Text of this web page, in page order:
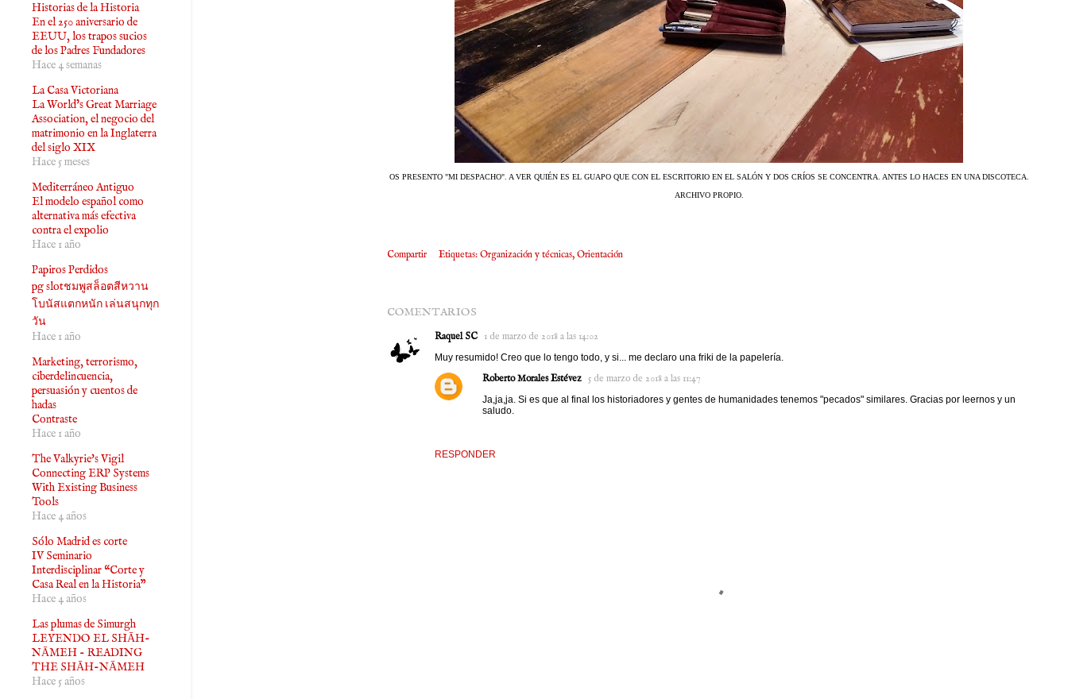
OS PRESENTO "MI DESPACHO". A VER QUIÉN ES EL GUAPO QUE CON EL ESCRITORIO EN EL SALÓN Y DOS CRÍOS SE CONCENTRA. ANTES LO HACES EN UNA DISCOTECA.
ARCHIVO PROPIO.
Compartir Etiquetas: Organización y técnicas Orientación
COMENTARIOS
Raquel SC 1 de marzo de 2018 a las 14:02
Muy resumido! Creo que lo tengo todo, y si... me declaro una friki de la papelería.
RESPONDER
Roberto Morales Estévez 5 de marzo de 2018 a las 11:47
Ja,ja,ja. Si es que al final los historiadores y gentes de humanidades tenemos "pecados" similares. Gracias por leernos y un
saludo.
Historias de la Historia
En el 250 aniversario de
EEUU, los trapos sucios
de los Padres Fundadores
Hace 4 semanas
La Casa Victoriana
La World’s Great Marriage
Association, el negocio del
matrimonio en la Inglaterra
del siglo XIX
Hace 5 meses
Mediterráneo Antiguo
El modelo español como
alternativa más efectiva
contra el expolio
Hace 1 año
Papiros Perdidos
pg slotชมพูสล็อตสีหวาน
โบนัสแตกหนัก เล่นสนุกทุก
วัน
Hace 1 año
Marketing, terrorismo,
ciberdelincuencia,
persuasión y cuentos de
hadas
Contraste
Hace 1 año
The Valkyrie's Vigil
Connecting ERP Systems
With Existing Business
Tools
Hace 4 años
Sólo Madrid es corte
IV Seminario
Interdisciplinar “Corte y
Casa Real en la Historia”
Hace 4 años
Las plumas de Simurgh
LEYENDO EL SHĀH-
NĀMEH - READING
THE SHĀH-NĀMEH
Hace 5 años